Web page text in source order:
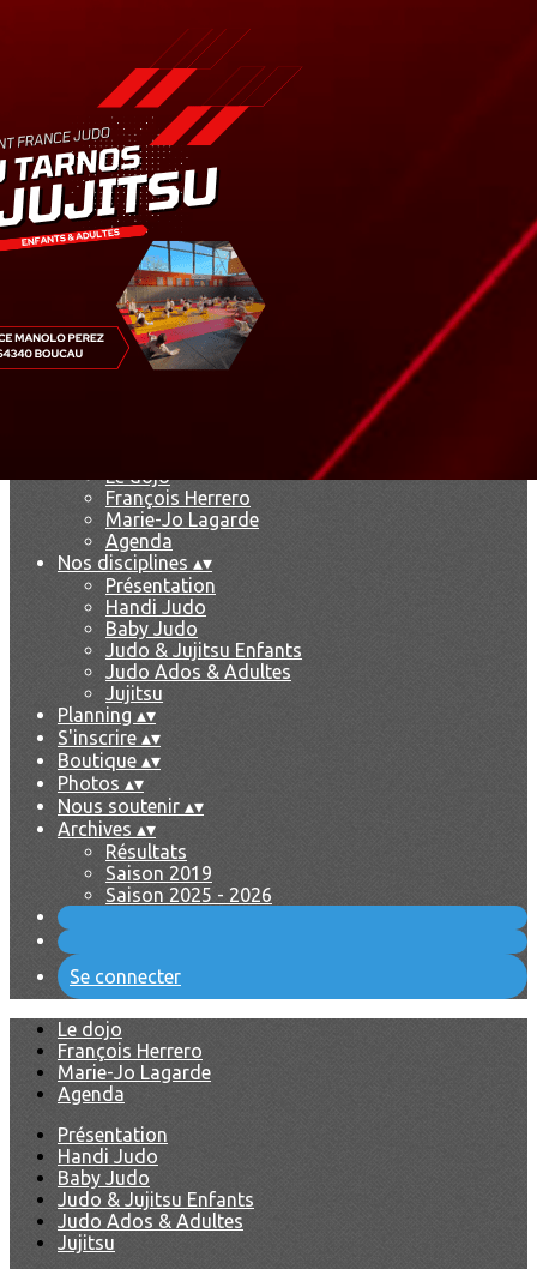
Exporter toutes les colonnes
Exporter uniquement les colonnes affichées
>
Résultats
Saison 2019
Saison 2025 - 2026
Ajoutez un logo, un bouton, des réseaux sociaux
Cliquez pour éditer
Le dojo
François Herrero
Marie-Jo Lagarde
Agenda
Nos disciplines ▴▾
Présentation
Handi Judo
Baby Judo
Judo & Jujitsu Enfants
Judo Ados & Adultes
Jujitsu
Planning ▴▾
S'inscrire ▴▾
Boutique ▴▾
Photos ▴▾
Nous soutenir ▴▾
Archives ▴▾
Résultats
Saison 2019
Saison 2025 - 2026
Se connecter
Le dojo
François Herrero
Marie-Jo Lagarde
Agenda
Présentation
Handi Judo
Baby Judo
Judo & Jujitsu Enfants
Judo Ados & Adultes
Jujitsu